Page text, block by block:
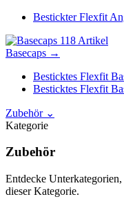
Bestickter Flexfit
118 Artikel
Basecaps →
Besticktes Flexfit
Besticktes Flexfit
Zubehör ⌄
Kategorie
Zubehör
Entdecke
dieser Kategorie.